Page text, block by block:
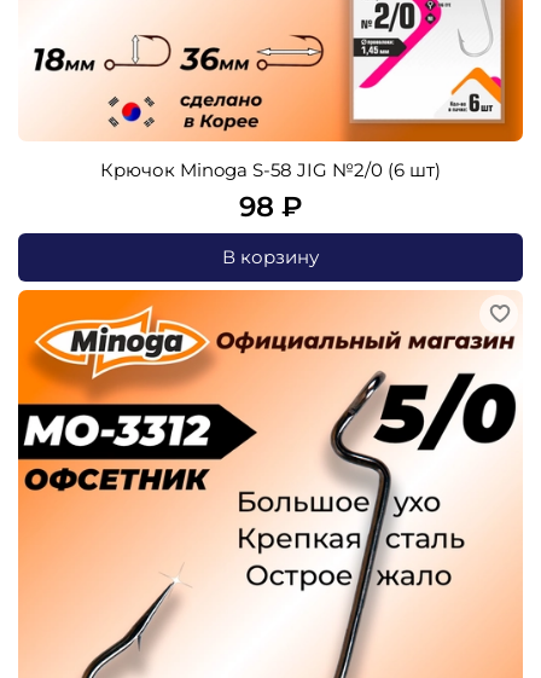
Крючок Minoga S-58 JIG №2/0 (6 шт)
98 ₽
В корзину